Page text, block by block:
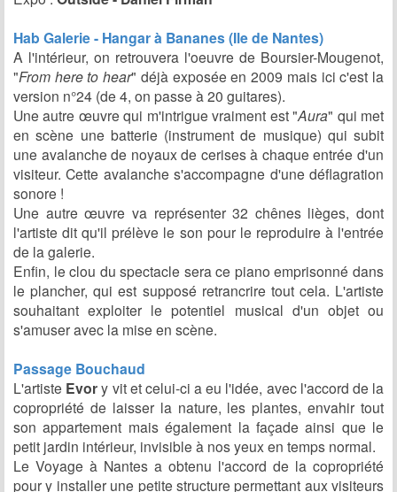
Hab Galerie - Hangar à Bananes (Ile de Nantes)
A l'intérieur, on retrouvera l'oeuvre de Boursier-Mougenot,
"From here to hear" déjà exposée en 2009 mais ici c'est la
version n°24 (de 4, on passe à 20 guitares).
Une autre œuvre qui m'intrigue vraiment est "Aura" qui met
en scène une batterie (instrument de musique) qui subit
une avalanche de noyaux de cerises à chaque entrée d'un
visiteur. Cette avalanche s'accompagne d'une déflagration
sonore !
Une autre œuvre va représenter 32 chênes lièges, dont
l'artiste dit qu'il prélève le son pour le reproduire à l'entrée
de la galerie.
Enfin, le clou du spectacle sera ce piano emprisonné dans
le plancher, qui est supposé retrancrire tout cela. L'artiste
souhaitant exploiter le potentiel musical d'un objet ou
s'amuser avec la mise en scène.
Passage Bouchaud
L'artiste Evory vit et celui-ci a eu l'idée, avec l'accord de la
copropriété de laisser la nature, les plantes, envahir tout
son appartement mais également la façade ainsi que le
petit jardin intérieur, invisible à nos yeux en temps normal.
Le Voyage à Nantes a obtenu l'accord de la copropriété
pour y installer une petite structure permettant aux visiteurs